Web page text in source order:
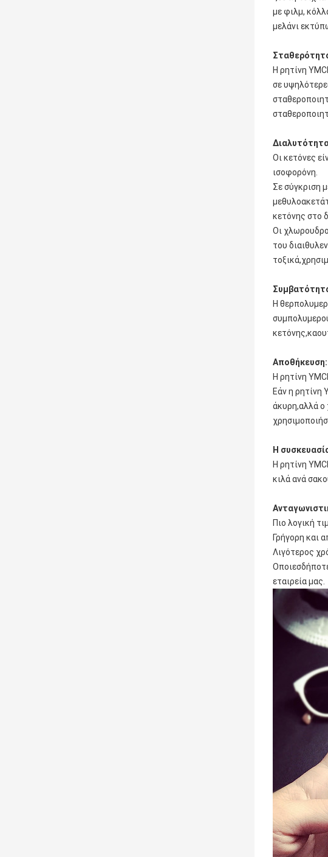
με φιλμ,
μελάνι
Η ρητίνη
σε
Οι κετόνες
ισοφορόνη.
Σε σύγκριση
κετόνης στο
Οι
του
Η
Αποθήκευση:
Η ρητίνη
Εάν η ρητίνη
άκυρη,αλλά ο
Η
Η ρητίνη
κιλά ανά
Πιο λογική
Γρήγορη και
Λιγότερος
εταιρεία μας.